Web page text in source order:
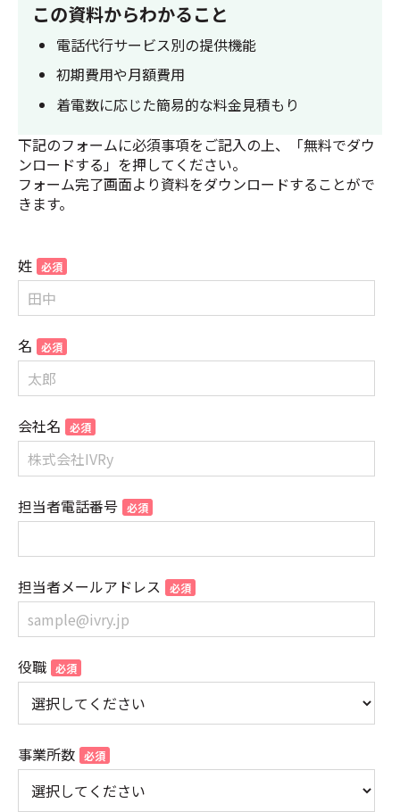
この資料からわかること
電話代行サービス別の提供機能
初期費用や月額費用
着電数に応じた簡易的な料金見積もり
下記のフォームに必須事項をご記入の上、「無料でダウ
ンロードする」を押してください。
フォーム完了画面より資料をダウンロードすることがで
きます。
姓
名
会社名
担当者電話番号
担当者メールアドレス
役職
事業所数